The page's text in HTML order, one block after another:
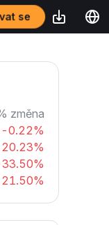
se
změna
-0.22%